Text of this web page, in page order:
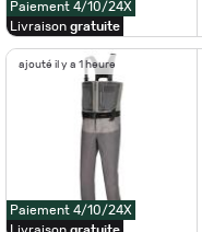
Paiement 4/10/24X
Livraison gratuite
ajouté il y a 1 heure
Paiement 4/10/24X